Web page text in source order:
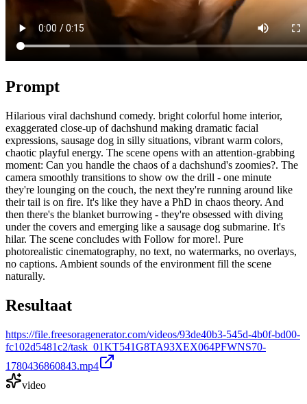
Prompt
Hilarious viral dachshund comedy. bright colorful home interior,
exaggerated close-up of dachshund making dramatic facial
expressions, sausage dog in silly situations, vibrant warm colors,
chaotic playful energy. The scene opens with an attention-grabbing
moment: Can you handle the chaos of a dachshund's zoomies?. The
camera smoothly transitions to show ow the drill - one minute
they're lounging on the couch, the next they're running around like
their tail is on fire. It's like they have a PhD in chaos theory. And
then there's the blanket burrowing - they're obsessed with diving
under the covers and emerging like a sausage dog submarine. It's
hilar. The scene concludes with Follow for more!. Pure
photorealistic cinematography, no text, no watermarks, no overlays,
no captions. Ambient sounds of the environment fill the scene
naturally.
Resultaat
https://file.freesoragenerator.com/videos/93de40b3-545d-4b0f-bd00-
fc102d5481c2/task_01KT541G8TA93XEX064PFWNS70-
1780436860843.mp4
video